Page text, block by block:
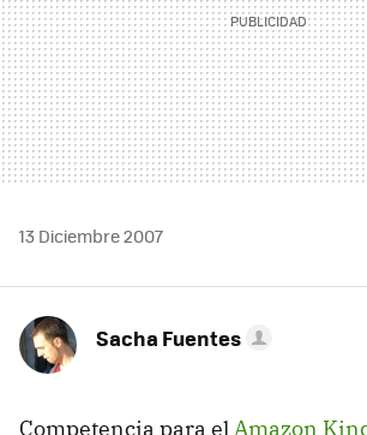
13 Diciembre 2007
Sacha Fuentes
Competencia para el Amazon